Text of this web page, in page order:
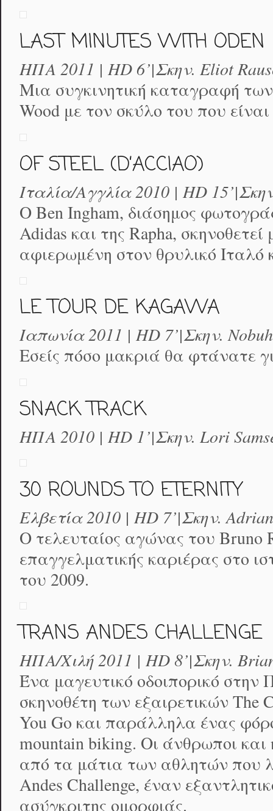
LAST MINUTES WITH ODEN
ΗΠΑ 2011 | HD 6’|Σκην. Eliot
Μια συγκινητική καταγραφή
Wood με τον σκύλο του που
OF STEEL (D’ACCIAO)
Ιταλία/Αγγλία 2010 | HD
Ο Ben Ingham, διάσημος
Adidas και της Rapha,
αφιερωμένη στον θρυλικό
LE TOUR DE KAGAWA
Ιαπωνία 2011 | HD 7’|Σκην.
Εσείς πόσο μακριά θα φτάνατε
SNACK TRACK
ΗΠΑ 2010 | HD 1’|Σκην. Lori
30 ROUNDS TO ETERNITY
Ελβετία 2010 | HD 7’|Σκην.
Ο τελευταίος αγώνας του Bruno
επαγγελματικής καριέρας στο
του 2009.
TRANS ANDES CHALLENGE
ΗΠΑ/Χιλή 2011 | HD 8’|Σκην.
Ένα μαγευτικό οδοιπορικό
σκηνοθέτη των εξαιρετικών The
You Go και παράλληλα ένας
mountain biking. Oι άνθρωποι
από τα μάτια των αθλητών που
Andes Challenge, έναν
ασύγκριτης ομορφιάς.